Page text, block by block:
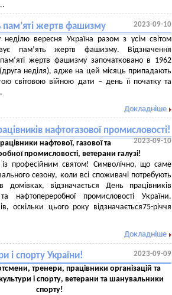
жертв фашизму 2023-09-10
вересня Україна разом з усім світом
пам’ять жертв фашизму. Відзначення
жертв фашизму започатковано в 1962
неділя), адже на цей місяць припадають
світовою війною дати – день її початку та
Докладніше
нафтогазової промисловості!
2023-09-10
нафтової, газової та
промисловості, ветерани галузі!
професійним святом! Символічно, що саме
сезону, коли всі споживачі потребують
відзначається День працівників
нафтопереробної промисловості України.
оскільки цього року відзначається75-річчя
Докладніше
і спорту України! 2023-09-09
тренери, працівники організацій та
і спорту, ветерани та шанувальники
спорту!